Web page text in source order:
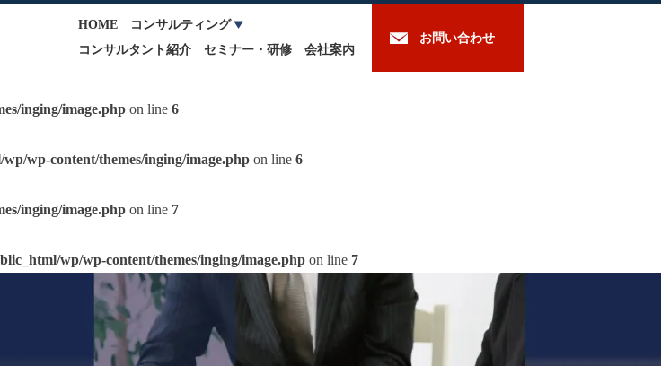
お問い合わせ
HOME
コンサルティング
コンサルタント紹介
セミナー・研修 会社案内
inging/image.php on line 6
wp-content/themes/inging/image.php on line 6
inging/image.php on line 7
wp/wp-content/themes/inging/image.php on line 7